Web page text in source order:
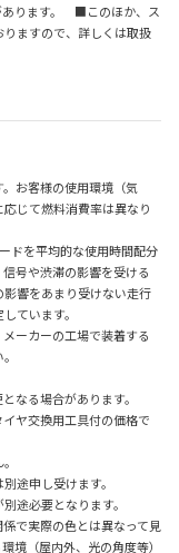
あります。 ■このほか、ス
ますので、詳しくは取扱
お客様の使用環境（気
じて燃料消費率は異なり
ドを平均的な使用時間配分
号や渋滞の影響を受ける
響をあまり受けない走行
ています。
ーカーの工場で装着する
なる場合があります。
ヤ交換用工具付の価格で
途申し受けます。
途必要となります。
で実際の色とは異なって見
境（屋内外、光の角度等）